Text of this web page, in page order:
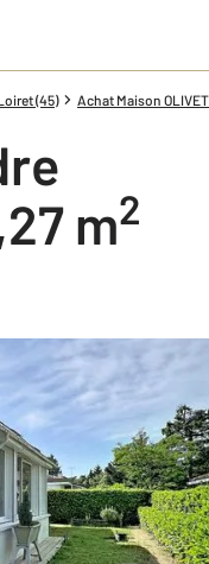
(45) Achat Maison
m2